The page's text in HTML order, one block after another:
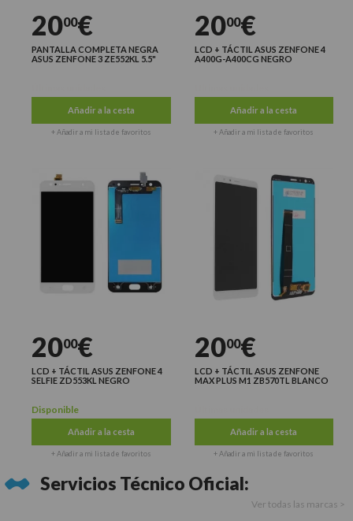
2000€
PANTALLA COMPLETA NEGRA
ASUS ZENFONE 3 ZE552KL 5.5"
Añadir a la cesta
+ Añadir a mi lista de favoritos
2000€
LCD + TÁCTIL ASUS ZENFONE 4
A400G-A400CG NEGRO
Añadir a la cesta
+ Añadir a mi lista de favoritos
2000€
LCD + TÁCTIL ASUS ZENFONE 4
SELFIE ZD553KL NEGRO
Disponible
Añadir a la cesta
+ Añadir a mi lista de favoritos
2000€
LCD + TÁCTIL ASUS ZENFONE
MAX PLUS M1 ZB570TL BLANCO
Añadir a la cesta
+ Añadir a mi lista de favoritos
Servicios Técnico Oficial:
Ver todas las marcas >